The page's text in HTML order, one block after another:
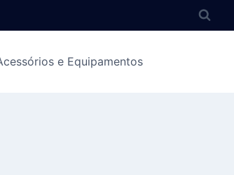
e Equipamentos